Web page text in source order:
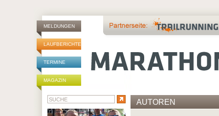
MELDUNGEN
LAUFBERICHTE
TERMINE
MAGAZIN
AUTOREN